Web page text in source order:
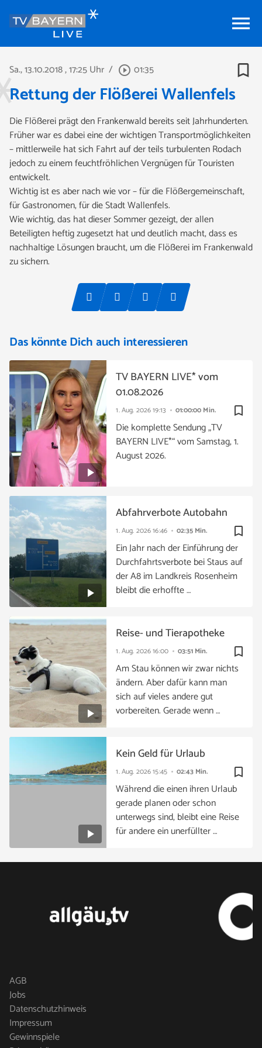
menu
Sa., 13.10.2018, 17:25 Uhr / play_circle_outline 01:35 bookmark_border
Rettung der Flößerei Wallenfels
Die Flößerei prägt den Frankenwald bereits seit Jahrhunderten.
Früher war es dabei eine der wichtigen Transportmöglichkeiten
– mittlerweile hat sich Fahrt auf der teils turbulenten Rodach
jedoch zu einem feuchtfröhlichen Vergnügen für Touristen
entwickelt.
Wichtig ist es aber nach wie vor – für die Flößergemeinschaft,
für Gastronomen, für die Stadt Wallenfels.
Wie wichtig, das hat dieser Sommer gezeigt, der allen
Beteiligten heftig zugesetzt hat und deutlich macht, dass es
nachhaltige Lösungen braucht, um die Flößerei im Frankenwald
zu sichern.
Das könnte Dich auch interessieren
bookmark_border
1. Aug. 202619:13 01:00:00 Min.
TV BAYERN LIVE* vom
01.08.2026
Die komplette Sendung „TV
BAYERN LIVE*“ vom Samstag, 1.
August 2026.
bookmark_border
1. Aug. 202616:46 02:35 Min.
Abfahrverbote Autobahn
Ein Jahr nach der Einführung der
Durchfahrtsverbote bei Staus auf
der A8 im Landkreis Rosenheim
bleibt die erhoffte …
bookmark_border
1. Aug. 202616:00 03:51 Min.
Reise- und Tierapotheke
Am Stau können wir zwar nichts
ändern. Aber dafür kann man
sich auf vieles andere gut
vorbereiten. Gerade wenn …
bookmark_border
1. Aug. 202615:45 02:43 Min.
Kein Geld für Urlaub
Während die einen ihren Urlaub
gerade planen oder schon
unterwegs sind, bleibt eine Reise
für andere ein unerfüllter …
AGB
Jobs
Datenschutzhinweis
Impressum
Gewinnspiele